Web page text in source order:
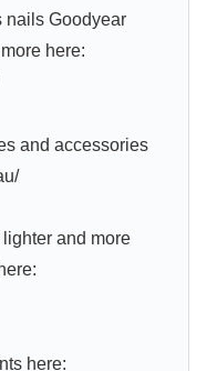
nails Goodyear
here:
and accessories
and more
here: